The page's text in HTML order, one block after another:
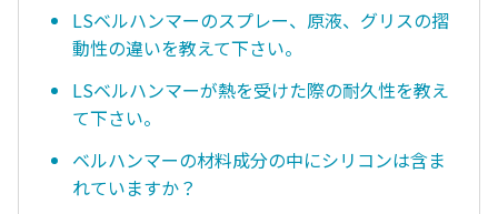
LSベルハンマーのスプレー、原液、グリスの摺
動性の違いを教えて下さい。
LSベルハンマーが熱を受けた際の耐久性を教え
て下さい。
ベルハンマーの材料成分の中にシリコンは含ま
れていますか？